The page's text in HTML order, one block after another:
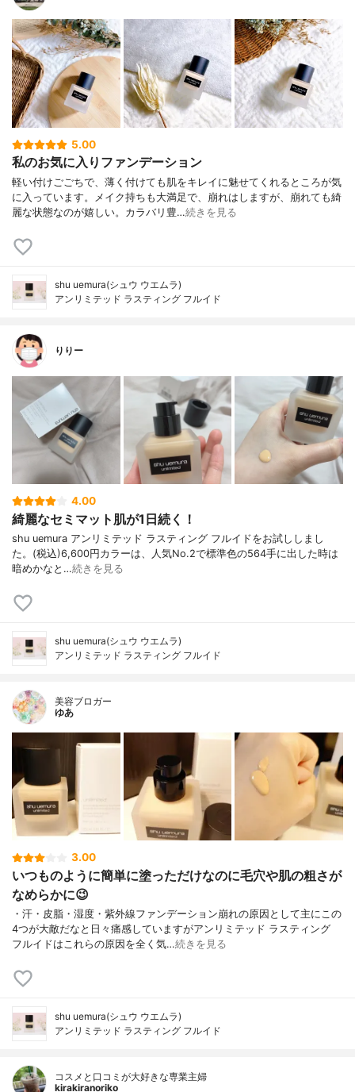
5.00
私のお気に入りファンデーション
軽い付けごごちで、薄く付けても肌をキレイに魅せてくれるところが気
に入っています。メイク持ちも大満足で、崩れはしますが、崩れても綺
麗な状態なのが嬉しい。カラバリ豊…続きを見る
shu uemura(シュウ ウエムラ)
アンリミテッド ラスティング フルイド
りりー
4.00
綺麗なセミマット肌が1日続く！
shu uemura アンリミテッド ラスティング フルイドをお試ししまし
た。(税込)6,600円カラーは、人気No.2で標準色の564手に出した時は
暗めかなと…続きを見る
shu uemura(シュウ ウエムラ)
アンリミテッド ラスティング フルイド
美容ブロガー
ゆあ
3.00
いつものように簡単に塗っただけなのに毛穴や肌の粗さが
なめらかに😉
・汗・皮脂・湿度・紫外線ファンデーション崩れの原因として主にこの
4つが大敵だなと日々痛感していますがアンリミテッド ラスティング
フルイドはこれらの原因を全く気…続きを見る
shu uemura(シュウ ウエムラ)
アンリミテッド ラスティング フルイド
コスメと口コミが大好きな専業主婦
kirakiranoriko